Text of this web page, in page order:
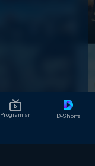
Programlar D-Shorts